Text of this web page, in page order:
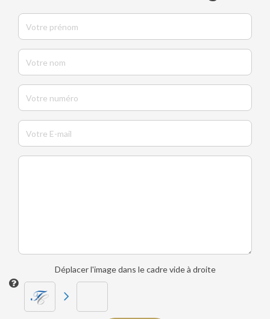
Déplacer l'image dans le cadre vide à droite